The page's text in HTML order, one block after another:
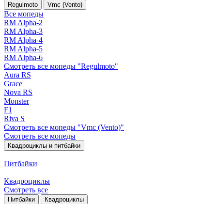
Regulmoto Vmc (Vento)
Все мопеды
RM Alpha-2
RM Alpha-3
RM Alpha-4
RM Alpha-5
RM Alpha-6
Смотреть все мопеды "Regulmoto"
Aura RS
Grace
Nova RS
Monster
F1
Riva S
Смотреть все мопеды "Vmc (Vento)"
Смотреть все мопеды
Квадроциклы и питбайки
Питбайки
Квадроциклы
Смотреть все
Питбайки Квадроциклы